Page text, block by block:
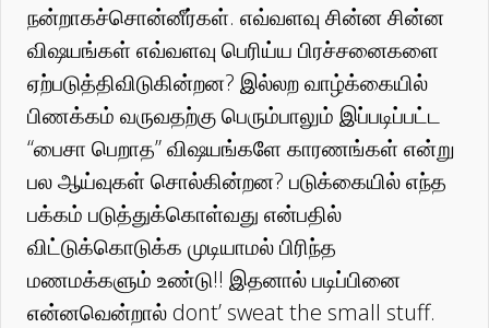
நன்றாகச்சொன்னீர்கள். எவ்வளவு சின்ன சின்ன
விஷயங்கள் எவ்வளவு பெரிய்ய பிரச்சனைகளை
ஏற்படுத்திவிடுகின்றன? இல்லற வாழ்க்கையில்
பிணக்கம் வருவதற்கு பெரும்பாலும் இப்படிப்பட்ட
“பைசா பெறாத” விஷயங்களே காரணங்கள் என்று
பல ஆய்வுகள் சொல்கின்றன? படுக்கையில் எந்த
பக்கம் படுத்துக்கொள்வது என்பதில்
விட்டுக்கொடுக்க முடியாமல் பிரிந்த
மணமக்களும் உண்டு!! இதனால் படிப்பினை
என்னவென்றால் dont’ sweat the small stuff.